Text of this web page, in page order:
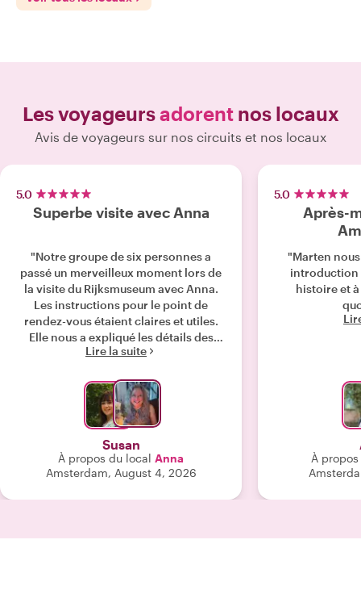
Les voyageursadorentnos locaux
Avis de voyageurs sur nos circuits et nos locaux
5.0
Superbe visite avec Anna
"Notre groupe de six personnes a
passé un merveilleux moment lors de
la visite du Rijksmuseum avec Anna.
Les instructions pour le point de
rendez-vous étaient claires et utiles.
Elle nous a expliqué les détails des
œuvres d'art de manière très
apprécier le musée autant sans ses
conseils. Anna est très sympathique et
cultivée. Je recommande vivement !"
Lire la suite
Susan
À propos du local Anna
Amsterdam, August 4, 2026
5.0
Après-
"Marten
introduction
histoire et
À